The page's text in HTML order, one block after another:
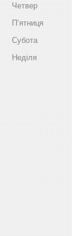
Четвер
Пʼятниця
Субота
Неділя